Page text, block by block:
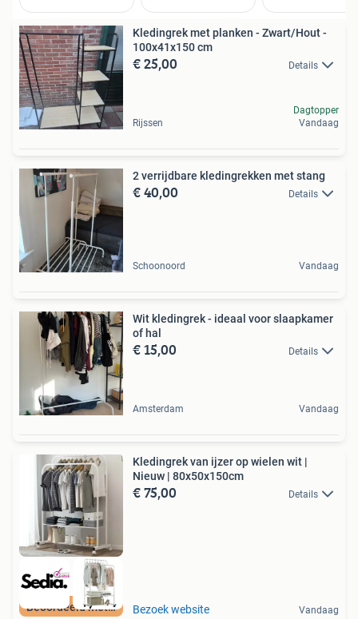
Kledingrek met planken - Zwart/Hout -
100x41x150 cm
€ 25,00 Details
Rijssen
Dagtopper
Vandaag
2 verrijdbare kledingrekken met stang
€ 40,00 Details
Schoonoord Vandaag
Wit kledingrek - ideaal voor slaapkamer
of hal
€ 15,00 Details
Amsterdam Vandaag
Beoordeeld met 9+
Kledingrek van ijzer op wielen wit |
Nieuw | 80x50x150cm
€ 75,00 Details
Bezoek website Vandaag